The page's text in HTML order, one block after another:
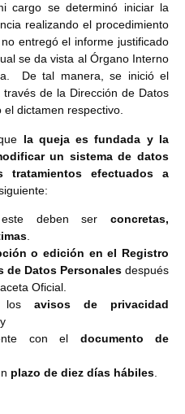
cargo se determinó iniciar la
realizando el procedimiento
entregó el informe justificado
se da vista al Órgano Interno
De tal manera, se inició el
de la Dirección de Datos
dictamen respectivo.
la queja es fundada y la
un sistema de datos
tratamientos efectuados a
deben serconcretas,
o edición en el Registro
de Datos Personales después
Oficial.
los avisos de privacidad
, y
con el documento de
plazo de diez días hábiles